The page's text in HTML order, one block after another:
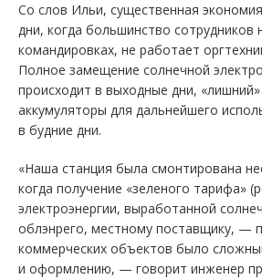
Со слов Ильи, существенная
дни, когда большинство сотрудников
командировках, не работает
Полное замещение солнечной
происходит в выходные дни,
аккумуляторы для дальнейшего
в будние дни.
«Наша станция была смонтирована
когда получение «зеленого тарифа»
электроэнергии, выработанной
облэнрего, местному поставщику, —
коммерческих объектов было
и оформлению, — говорит инженер